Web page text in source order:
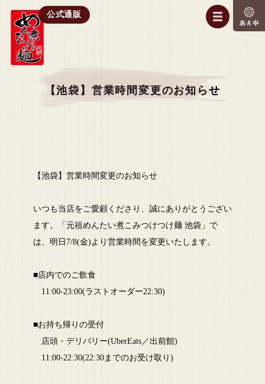
公式通販
【池袋】営業時間変更のお知らせ
【池袋】営業時間変更のお知らせ
いつも当店をご愛顧くださり、誠にありがとうござい
ます。「元祖めんたい煮こみつけつけ麺 池袋」で
は、明日7/8(金)より営業時間を変更いたします。
■店内でのご飲食
11:00-23:00(ラストオーダー22:30)
■お持ち帰りの受付
店頭・デリバリー(UberEats／出前館)
11:00-22:30(22:30までのお受け取り)